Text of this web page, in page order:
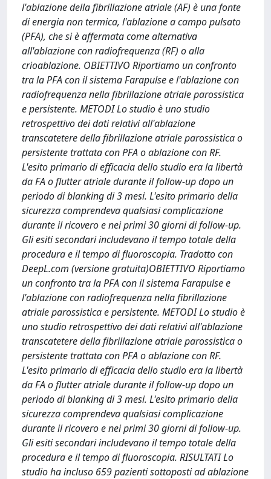
l'ablazione della fibrillazione atriale (AF) è una fonte
di energia non termica, l'ablazione a campo pulsato
(PFA), che si è affermata come alternativa
all'ablazione con radiofrequenza (RF) o alla
crioablazione. OBIETTIVO Riportiamo un confronto
tra la PFA con il sistema Farapulse e l'ablazione con
radiofrequenza nella fibrillazione atriale parossistica
e persistente. METODI Lo studio è uno studio
retrospettivo dei dati relativi all'ablazione
transcatetere della fibrillazione atriale parossistica o
persistente trattata con PFA o ablazione con RF.
L'esito primario di efficacia dello studio era la libertà
da FA o flutter atriale durante il follow-up dopo un
periodo di blanking di 3 mesi. L'esito primario della
sicurezza comprendeva qualsiasi complicazione
durante il ricovero e nei primi 30 giorni di follow-up.
Gli esiti secondari includevano il tempo totale della
procedura e il tempo di fluoroscopia. Tradotto con
DeepL.com (versione gratuita)OBIETTIVO Riportiamo
un confronto tra la PFA con il sistema Farapulse e
l'ablazione con radiofrequenza nella fibrillazione
atriale parossistica e persistente. METODI Lo studio è
uno studio retrospettivo dei dati relativi all'ablazione
transcatetere della fibrillazione atriale parossistica o
persistente trattata con PFA o ablazione con RF.
L'esito primario di efficacia dello studio era la libertà
da FA o flutter atriale durante il follow-up dopo un
periodo di blanking di 3 mesi. L'esito primario della
sicurezza comprendeva qualsiasi complicazione
durante il ricovero e nei primi 30 giorni di follow-up.
Gli esiti secondari includevano il tempo totale della
procedura e il tempo di fluoroscopia. RISULTATI Lo
studio ha incluso 659 pazienti sottoposti ad ablazione